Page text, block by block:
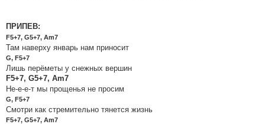
ПРИПЕВ:
F5+7, G5+7, Am7
Там наверху январь нам приносит
G, F5+7
Лишь перёметы у снежных вершин
F5+7, G5+7, Am7
Не-е-е-т мы прощенья не просим
G, F5+7
Смотри как стремительно тянется жизнь
F5+7, G5+7, Am7